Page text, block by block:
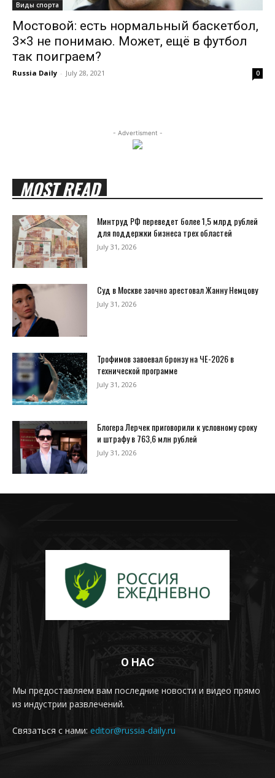
Виды спорта
Мостовой: есть нормальный баскетбол,
3×3 не понимаю. Может, ещё в футбол
так поиграем?
Russia Daily - July 28, 2021 0
- Advertisment -
MOST READ
Минтруд РФ переведет более 1,5 млрд рублей
для поддержки бизнеса трех областей
July 31, 2026
Суд в Москве заочно арестовал Жанну Немцову
July 31, 2026
Трофимов завоевал бронзу на ЧЕ-2026 в
технической программе
July 31, 2026
Блогера Лерчек приговорили к условному сроку
и штрафу в 763,6 млн рублей
July 31, 2026
О НАС
Мы предоставляем вам последние новости и видео прямо
из индустрии развлечений.
Связаться с нами: editor@russia-daily.ru